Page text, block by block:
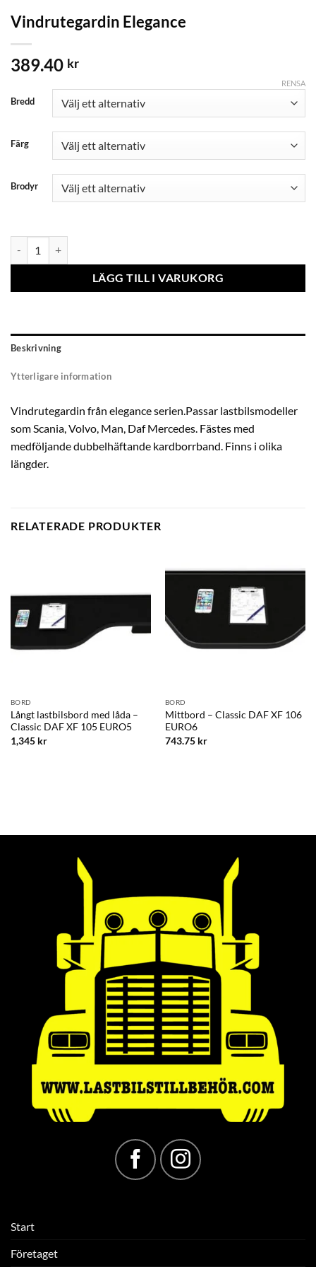
Vindrutegardin Elegance
389.40 kr
Bredd
Färg
Brodyr
RENSA
LÄGG TILL I VARUKORG
Beskrivning
Ytterligare information
Vindrutegardin från elegance serien.Passar lastbilsmodeller
som Scania, Volvo, Man, Daf Mercedes. Fästes med
medföljande dubbelhäftande kardborrband. Finns i olika
längder.
RELATERADE PRODUKTER
BORD
Långt lastbilsbord med låda –
Classic DAF XF 105 EURO5
1,345 kr
BORD
Mittbord – Classic DAF XF 106
EURO6
743.75 kr
Start
Företaget